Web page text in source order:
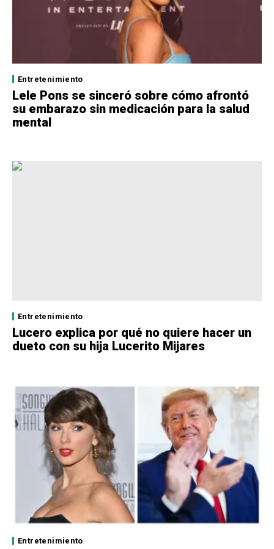
Entretenimiento
Lele Pons se sinceró sobre cómo afrontó
su embarazo sin medicación para la salud
mental
Entretenimiento
Lucero explica por qué no quiere hacer un
dueto con su hija Lucerito Mijares
Entretenimiento